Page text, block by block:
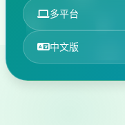
多平台
中文版